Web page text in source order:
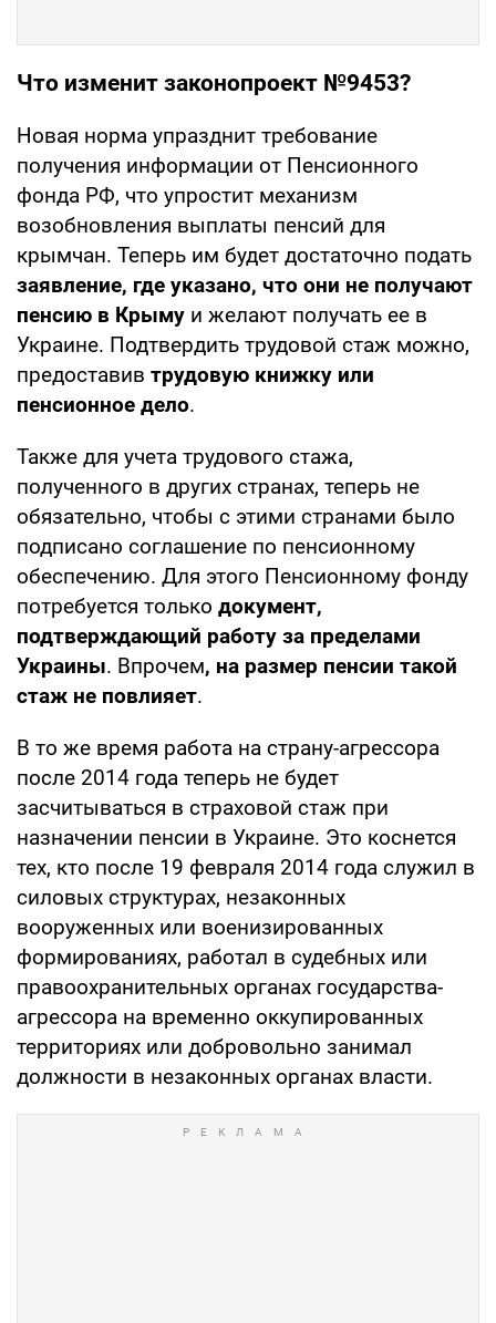
Что изменит законопроект №9453?
Новая норма упразднит требование
получения информации от Пенсионного
фонда РФ, что упростит механизм
возобновления выплаты пенсий для
крымчан. Теперь им будет достаточно подать
заявление, где указано, что они не получают
пенсию в Крыму и желают получать ее в
Украине. Подтвердить трудовой стаж можно,
предоставив трудовую книжку или
пенсионное дело.
Также для учета трудового стажа,
полученного в других странах, теперь не
обязательно, чтобы с этими странами было
подписано соглашение по пенсионному
обеспечению. Для этого Пенсионному фонду
потребуется только документ,
подтверждающий работу за пределами
Украины. Впрочем, на размер пенсии такой
стаж не повлияет.
В то же время работа на страну-агрессора
после 2014 года теперь не будет
засчитываться в страховой стаж при
назначении пенсии в Украине. Это коснется
тех, кто после 19 февраля 2014 года служил в
силовых структурах, незаконных
вооруженных или военизированных
формированиях, работал в судебных или
правоохранительных органах государства-
агрессора на временно оккупированных
территориях или добровольно занимал
должности в незаконных органах власти.